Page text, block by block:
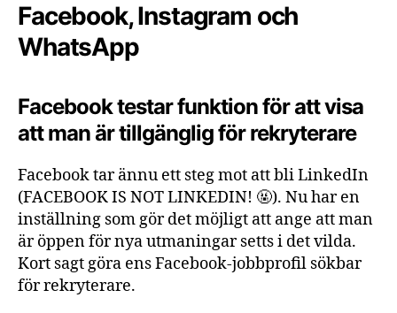
Facebook, Instagram och
WhatsApp
Facebook testar funktion för att visa
att man är tillgänglig för rekryterare
Facebook tar ännu ett steg mot att bli LinkedIn
(FACEBOOK IS NOT LINKEDIN! 🤬). Nu har en
inställning som gör det möjligt att ange att man
är öppen för nya utmaningar setts i det vilda.
Kort sagt göra ens Facebook-jobbprofil sökbar
för rekryterare.